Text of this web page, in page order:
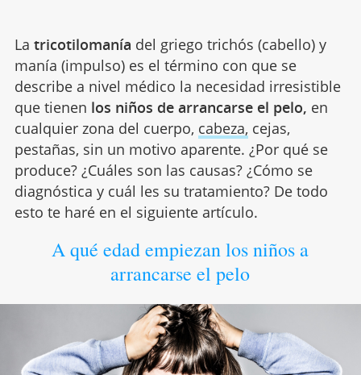
La tricotilomanía del griego trichós (cabello) y
manía (impulso) es el término con que se
describe a nivel médico la necesidad irresistible
que tienen los niños de arrancarse el pelo, en
cualquier zona del cuerpo, cabeza, cejas,
pestañas, sin un motivo aparente. ¿Por qué se
produce? ¿Cuáles son las causas? ¿Cómo se
diagnóstica y cuál les su tratamiento? De todo
esto te haré en el siguiente artículo.
A qué edad empiezan los niños a
arrancarse el pelo